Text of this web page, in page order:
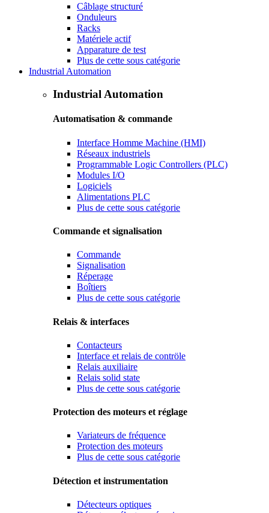
Câblage structuré
Onduleurs
Racks
Matériele actif
Apparature de test
Plus de cette sous catégorie
Industrial Automation
Industrial Automation
Automatisation & commande
Interface Homme Machine (HMI)
Réseaux industriels
Programmable Logic Controllers (PLC)
Modules I/O
Logiciels
Alimentations PLC
Plus de cette sous catégorie
Commande et signalisation
Commande
Signalisation
Réperage
Boîtiers
Plus de cette sous catégorie
Relais & interfaces
Contacteurs
Interface et relais de contröle
Relais auxiliaire
Relais solid state
Plus de cette sous catégorie
Protection des moteurs et réglage
Variateurs de fréquence
Protection des moteurs
Plus de cette sous catégorie
Détection et instrumentation
Détecteurs optiques